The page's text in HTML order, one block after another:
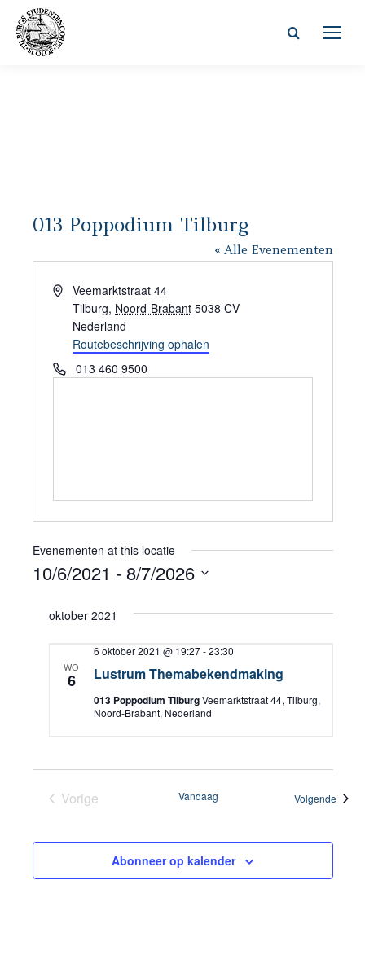
Zoeken:
013 Poppodium Tilburg
« Alle Evenementen
AdresVeemarktstraat 44
Tilburg, Noord-Brabant 5038 CV
Nederland
Routebeschrijving ophalen
Telefoon013 460 9500
Evenementen at this locatie
10/6/2021 - 8/7/2026
eenoktober 2021
WO
6 Lustrum Themabekendmaking
6 oktober 2021 @ 19:27-23:30
013 Poppodium TilburgVeemarktstraat 44, Tilburg,
Noord-Brabant, Nederland
Vorige
Vandaag Volgende
Abonneer op kalender